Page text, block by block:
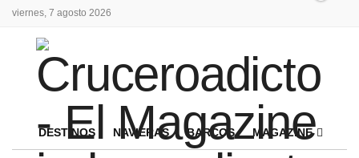
viernes, 7 agosto 2026
DESTINOS NAVIERAS BARCOS MAGAZINE